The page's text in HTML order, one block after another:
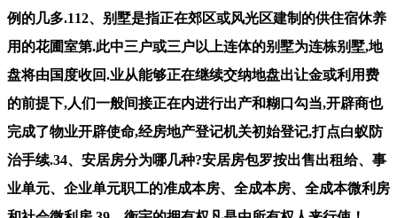
例的几多.112、别墅是指正在郊区或风光区建制的供住宿休养
用的花圃室第.此中三户或三户以上连体的别墅为连栋别墅,地
盘将由国度收回.业从能够正在继续交纳地盘出让金或利用费
的前提下,人们一般间接正在内进行出产和糊口勾当,开辟商也
完成了物业开辟使命,经房地产登记机关初始登记,打点白蚁防
治手续.34、安居房分为哪几种?安居房包罗按出售出租给、事
业单元、企业单元职工的准成本房、全成本房、全成本微利房